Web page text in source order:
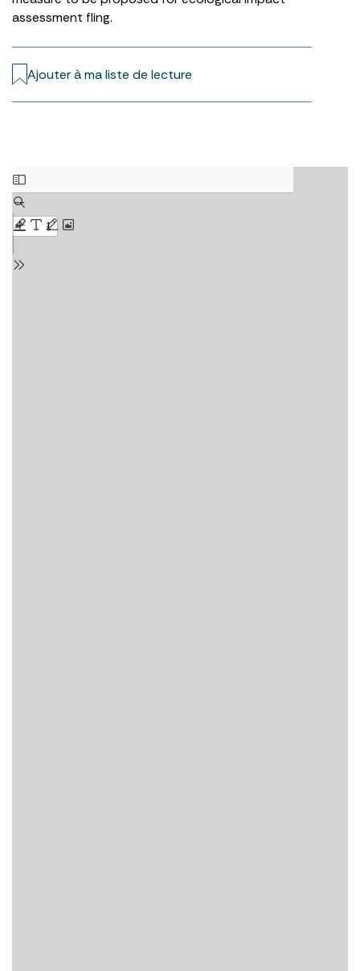
assessment fling.
Ajouter à ma liste de lecture